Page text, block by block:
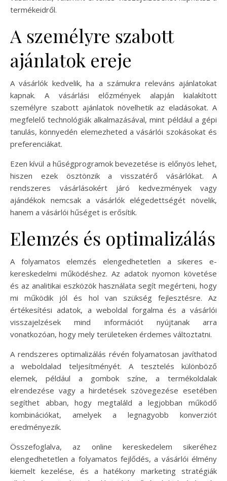
termékeidről.
A személyre szabott
ajánlatok ereje
A vásárlók kedvelik, ha a számukra releváns ajánlatokat
kapnak. A vásárlási előzmények alapján kialakított
személyre szabott ajánlatok növelhetik az eladásokat. A
megfelelő technológiák alkalmazásával, mint például a gépi
tanulás, könnyedén elemezheted a vásárlói szokásokat és
preferenciákat.
Ezen kívül a hűségprogramok bevezetése is előnyös lehet,
hiszen ezek ösztönzik a visszatérő vásárlókat. A
rendszeres vásárlásokért járó kedvezmények vagy
ajándékok nemcsak a vásárlók elégedettségét növelik,
hanem a vásárlói hűséget is erősítik.
Elemzés és optimalizálás
A folyamatos elemzés elengedhetetlen a sikeres e-
kereskedelmi működéshez. Az adatok nyomon követése
és az analitikai eszközök használata segít megérteni, hogy
mi működik jól és hol van szükség fejlesztésre. Az
értékesítési adatok, a weboldal forgalma és a vásárlói
visszajelzések mind információt nyújtanak arra
vonatkozóan, hogy mely területeken érdemes változtatni.
A rendszeres optimalizálás révén folyamatosan javíthatod
a weboldalad teljesítményét. A tesztelés különböző
elemek, például a gombok színe, a termékoldalak
elrendezése vagy a hirdetések szövegezése esetében
segíthet abban, hogy megtaláld a legjobban működő
kombinációkat, amelyek a legnagyobb konverziót
eredményezik.
Összefoglalva, az online kereskedelem sikeréhez
elengedhetetlen a folyamatos fejlődés, a vásárlói élmény
kiemelt kezelése, és a hatékony marketing stratégiák